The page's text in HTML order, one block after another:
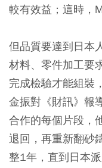
較有效益；這時，
但品質要達到日本
材料、零件加工要
完成檢驗才能組裝
金振對《財訊》報
合作的每個片段，
退回，再重新翻砂
整1年，直到日本